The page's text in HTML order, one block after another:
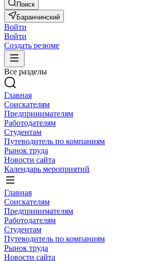
Поиск
Баранчинский
Войти
Войти
Создать резюме
Все разделы
Главная
Соискателям
Предпринимателям
Работодателям
Студентам
Путеводитель по компаниям
Рынок труда
Новости сайта
Календарь мероприятий
Главная
Соискателям
Предпринимателям
Работодателям
Студентам
Путеводитель по компаниям
Рынок труда
Новости сайта